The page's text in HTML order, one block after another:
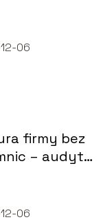
06
firmy bez
– audyt,
06